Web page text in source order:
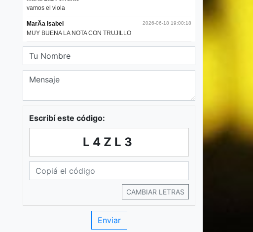
Escribí este código:
L4ZL3
CAMBIAR LETRAS